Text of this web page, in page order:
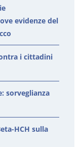
evidenze del
i cittadini
sorveglianza
HCH sulla